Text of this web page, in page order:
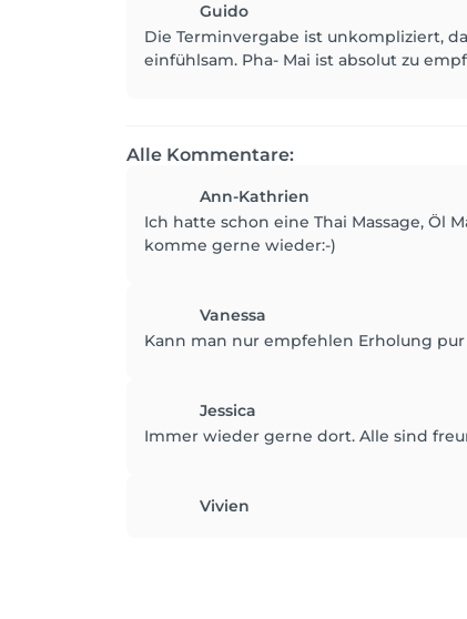
Guido
Die Terminvergabe ist unkompliziert,
einfühlsam. Pha- Mai ist absolut zu
Alle Kommentare:
Ann-Kathrien
Ich hatte schon eine Thai Massage, Öl
komme gerne wieder:-)
Vanessa
Kann man nur empfehlen Erholung pur
Jessica
Immer wieder gerne dort. Alle sind
Vivien